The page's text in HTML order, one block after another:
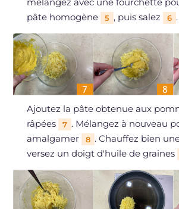
mélangez avec une fourchette
pâte homogène
5 , puis salez 6 .
Ajoutez la pâte obtenue aux
râpées
7 . Mélangez à nouveau
amalgamer
8 . Chauffez bien
versez un doigt d'huile de graines